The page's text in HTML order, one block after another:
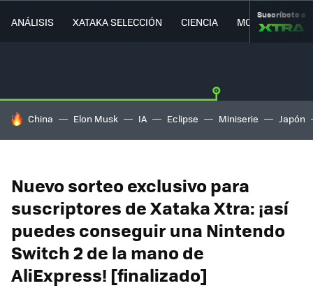
ANÁLISIS XATAKA SELECCIÓN CIENCIA MOVILIDAD
Suscríbete a
HOY SE HABLA DE
China Elon Musk IA Eclipse Miniserie Japón
Nuevo sorteo exclusivo para
suscriptores de Xataka Xtra: ¡así
puedes conseguir una Nintendo
Switch 2 de la mano de
AliExpress! [finalizado]